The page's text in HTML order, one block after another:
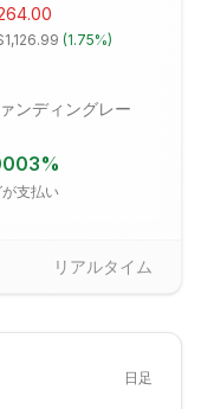
(1.75%)
ンディングレー
%
が支払い
リアルタイム
日足